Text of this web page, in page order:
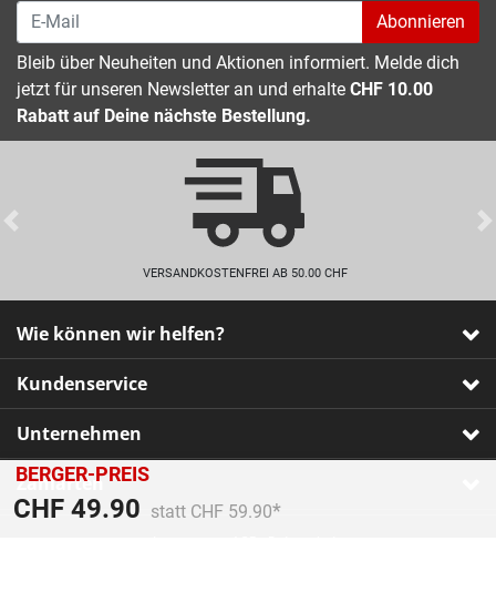
BERGER-PREIS
CHF 49.90 Preis reduziert von
statt CHF 59.90
An
Abonnieren
Bleib über Neuheiten und Aktionen informiert. Melde dich
jetzt für unseren Newsletter an und erhalte CHF 10.00
Rabatt auf Deine nächste Bestellung.
VERSANDKOSTENFREI AB 50.00 CHF
Previous
Wie können wir helfen?
Kundenservice
Unternehmen
Zahlarten